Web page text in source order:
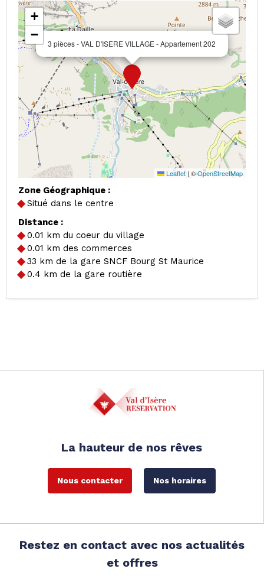
3 pièces - VAL D'ISERE VILLAGE - Appartement 202
+
−
Leaflet | ©OpenStreetMap
Zone Géographique :
Situé dans le centre
Distance :
0.01 km du coeur du village
0.01 km des commerces
33 km de la gare SNCF Bourg St Maurice
0.4 km de la gare routière
La hauteur de nos rêves
Nous contacter Nos horaires
Restez en contact avec nos actualités
et offres